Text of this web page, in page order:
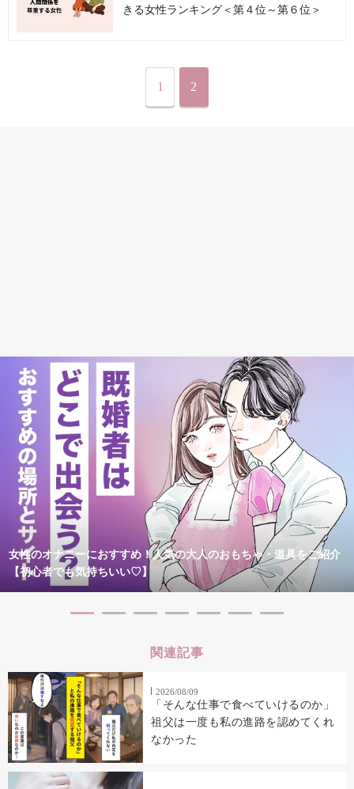
きる女性ランキング＜第４位～第６位＞
1 2
女性のオナニーにおすすめ！人気の大人のおもちゃ・道具をご紹介
【初心者でも気持ちいい♡】
関連記事
2026/08/09
「そんな仕事で食べていけるのか」
祖父は一度も私の進路を認めてくれ
なかった